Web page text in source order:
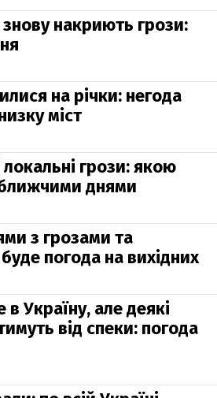
накриють грози:
на річки: негода
міст
локальні грози: якою
днями
з грозами та
погода на вихідних
Україну, але деякі
від спеки: погода